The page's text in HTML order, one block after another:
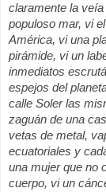
claramente la
populoso mar, vi
América, vi una
pirámide, vi un
inmediatos
espejos del
calle Soler las
zaguán de una
vetas de metal,
ecuatoriales y
una mujer que no
cuerpo, vi un